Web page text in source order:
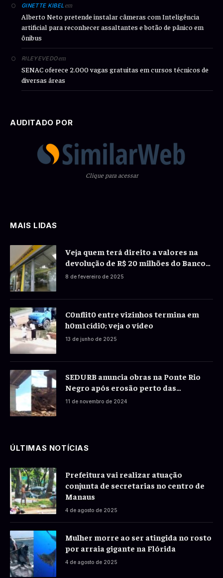
GINETTE KIBEL em
Alberto Neto pretende instalar câmeras com Inteligência
artificial para reconhecer assaltantes e botão de pânico em
ônibus
RILEYEVEDOem
SENAC oferece 2.000 vagas gratuitas em cursos técnicos de
diversas áreas
AUDITADO POR
Clique para acessar
MAIS LIDAS
Veja quem terá direito a valores na
devolução de R$ 20 milhões do Banco
do Brasil a correntistas
8 de fevereiro de 2025
C0nflit0 entre vizinhos termina em
h0m1cídi0; veja o vídeo
13 de junho de 2025
SEDURB anuncia obras na Ponte Rio
Negro após erosão perto das
fundações
11 de novembro de 2024
ÚLTIMAS NOTÍCIAS
Prefeitura vai realizar atuação
conjunta de secretarias no centro de
Manaus
4 de agosto de 2025
Mulher morre ao ser atingida no rosto
por arraia gigante na Flórida
4 de agosto de 2025